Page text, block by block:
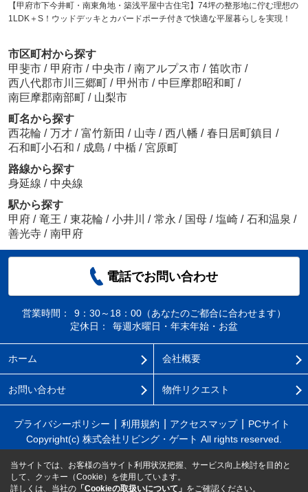
【甲府市下今井町・南東角地・築浅平屋中古住宅】74坪の整形地に佇む理想の
1LDK＋S！ウッドデッキとカバードポーチ付きで快適な平屋暮らしを実現！
市区町村から探す
甲斐市 / 甲府市 / 中央市 / 南アルプス市 / 笛吹市 /
西八代郡市川三郷町 / 甲州市 / 中巨摩郡昭和町 /
南巨摩郡南部町 / 山梨市
町名から探す
西花輪 / 万才 / 富竹新田 / 山寺 / 西八幡 / 春日居町鎮目 /
石和町小石和 / 成島 / 中楯 / 宮原町
路線から探す
身延線 / 中央線
駅から探す
甲府 / 竜王 / 東花輪 / 小井川 / 常永 / 国母 / 塩崎 / 石和温泉 /
善光寺 / 南甲府
電話でお問い合わせ
営業時間：
9：30～18：00（あなたのご都合に合わせます）
定休日：
毎週水曜日・年末年始・お盆
ホーム 会社概要
お問い合わせ 物件リクエスト
プライバシーポリシー 利用規約 アクセスマップ
PCサイト
Copyright(c) 株式会社リビング・ゲート All rights reserved.
当サイトでは、お客様の当サイト利用状況把握、サービス向上検討を目的と
して、クッキー（Cookie）を使用しています。
詳しくは、当社の 「Cookieの取扱いについて」 をご確認ください。